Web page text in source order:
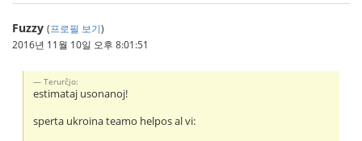
Fuzzy (프로필 보기)
2016년 11월 10일 오후 8:01:51
Тerurĉjo:
estimataj usonanoj!
sperta ukroina teamo helpos al vi: